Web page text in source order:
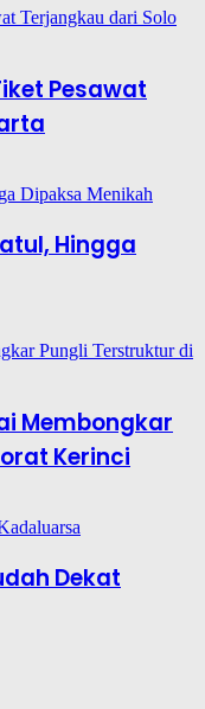
Pesawat
Hingga
Membongkar
Kerinci
Dekat